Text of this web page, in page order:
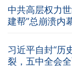
中共高层权力
建帮”总崩溃内
习近平自封“历
裂，五中全会